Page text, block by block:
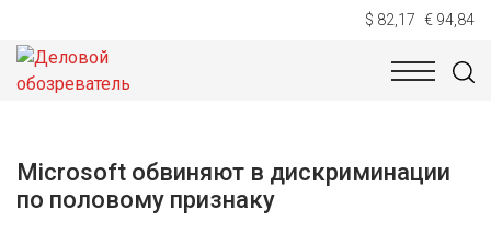
$ 82,17 € 94,84
НОВОСТИ
Microsoft обвиняют в дискриминации
по половому признаку